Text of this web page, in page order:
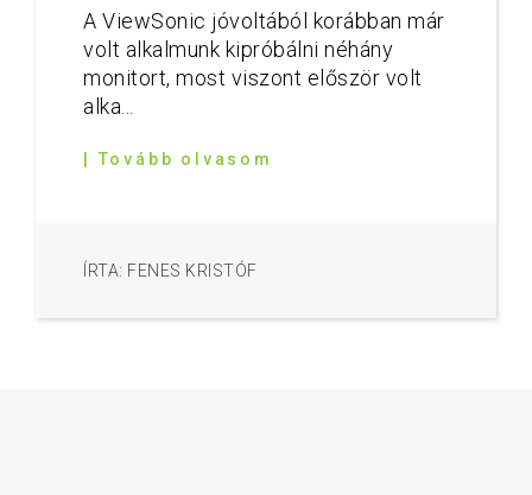
A ViewSonic jóvoltából korábban már
volt alkalmunk kipróbálni néhány
monitort, most viszont először volt
alka...
| Tovább olvasom
ÍRTA: FENES KRISTÓF